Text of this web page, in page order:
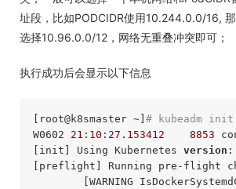
址段，比如PODCIDR使用10.244.0.0/16,
选择10.96.0.0/12，网络无重叠冲突即可；
执行成功后会显示以下信息
[root@k8smaster ~] # kubeadm
W0602 21 : 10 : 27.153412 8853
[init] Using Kubernetes version :
[preflight] Running pre-flight
[WARNING